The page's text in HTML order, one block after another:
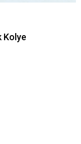
Kolye